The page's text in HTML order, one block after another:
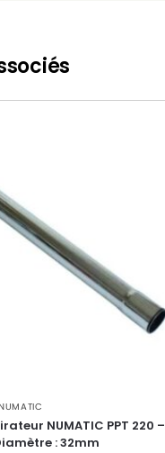
NUMATIC PPT 220 –
: 32mm